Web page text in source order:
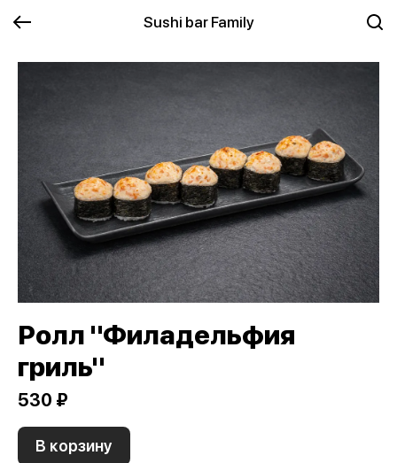
Sushi bar Family
Ролл "Филадельфия
гриль"
530 ₽
В корзину